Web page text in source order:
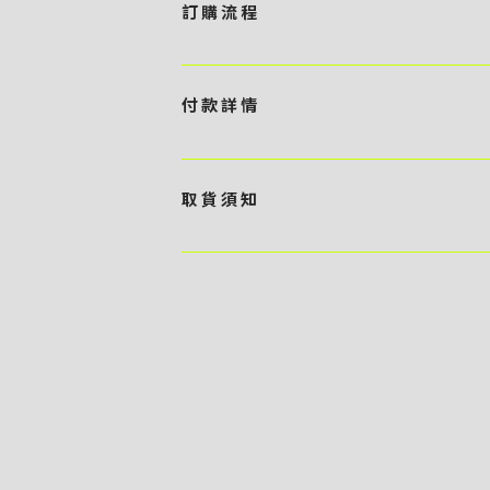
訂 購 流 程
1 / 挑選款式及設計 貴客可瀏覽 4:00AM 官方網站或親
訂購內容進行報價 3 / 確實訂單及緻付訂金 4AM 團隊
付 款 詳 情
貴客可選擇以下方式繳付貨款： ・ 親臨工作室現金支
）交予4AM 團隊核實有關款項 - 任何轉帳或換匯交易手
取 貨 須 知
貴客可選擇以下方式提取所訂購之貨品： ​・ 工作室自